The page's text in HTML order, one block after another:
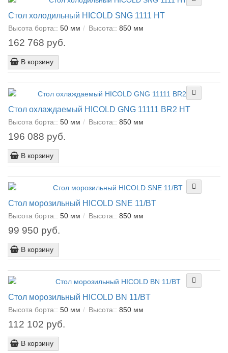
Стол холодильный HICOLD SNG 1111 HT
Высота борта:: 50 мм Высота:: 850 мм
162 768 руб.
В корзину
Стол охлаждаемый HICOLD GNG 11111 BR2 HT
Высота борта:: 50 мм Высота:: 850 мм
196 088 руб.
В корзину
Стол морозильный HICOLD SNE 11/BT
Высота борта:: 50 мм Высота:: 850 мм
99 950 руб.
В корзину
Стол морозильный HICOLD BN 11/BT
Высота борта:: 50 мм Высота:: 850 мм
112 102 руб.
В корзину